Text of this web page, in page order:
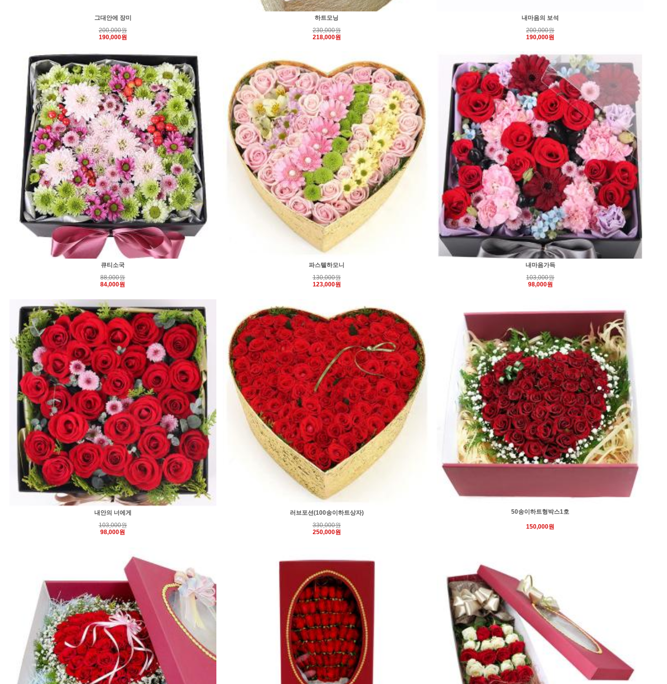
그대안에 장미
200,000원
190,000원
하트모닝
230,000원
218,000원
내마음의 보석
200,000원
190,000원
큐티소국
88,000원
84,000원
파스텔하모니
130,000원
123,000원
내마음가득
103,000원
98,000원
내안의 너에게
103,000원
98,000원
러브포션(100송이하트상자)
330,000원
250,000원
50송이하트형박스1호
150,000원